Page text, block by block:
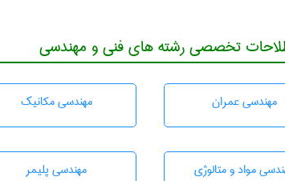
تخصصی رشته های فنی و مهندسی
مهندسی عمران مهندسی مکانیک
مواد و متالوژی مهندسی پليمر